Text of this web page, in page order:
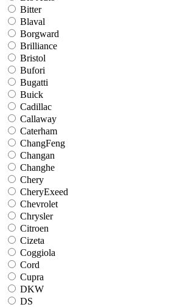
Bitter
Blaval
Borgward
Brilliance
Bristol
Bufori
Bugatti
Buick
Cadillac
Callaway
Caterham
ChangFeng
Changan
Changhe
Chery
CheryExeed
Chevrolet
Chrysler
Citroen
Cizeta
Coggiola
Cord
Cupra
DKW
DS